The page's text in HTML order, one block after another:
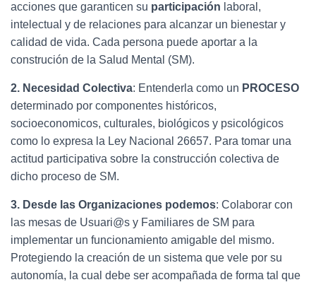
acciones que garanticen su participación laboral,
intelectual y de relaciones para alcanzar un bienestar y
calidad de vida. Cada persona puede aportar a la
construción de la Salud Mental (SM).
2. Necesidad Colectiva: Entenderla como un PROCESO
determinado por componentes históricos,
socioeconomicos, culturales, biológicos y psicológicos
como lo expresa la Ley Nacional 26657. Para tomar una
actitud participativa sobre la construcción colectiva de
dicho proceso de SM.
3. Desde las Organizaciones podemos: Colaborar con
las mesas de Usuari@s y Familiares de SM para
implementar un funcionamiento amigable del mismo.
Protegiendo la creación de un sistema que vele por su
autonomía, la cual debe ser acompañada de forma tal que